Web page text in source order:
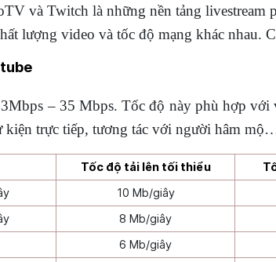
và Twitch là những nền tảng
lượng video và tốc độ mạng khác nhau.
– 35 Mbps. Tốc độ này phù hợp
kiện trực tiếp, tương tác với người hâm
Tốc độ tải lên tối thiểu
10 Mb/giây
8 Mb/giây
6 Mb/giây